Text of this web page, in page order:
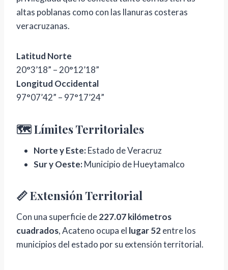
altas poblanas como con las llanuras costeras
veracruzanas.
Latitud Norte
20°3’18” – 20°12’18”
Longitud Occidental
97°07’42” – 97°17’24”
🗺️ Límites Territoriales
Norte y Este:Estado de Veracruz
Sur y Oeste:Municipio de Hueytamalco
📏 Extensión Territorial
Con una superficie de227.07 kilómetros
cuadrados, Acateno ocupa el lugar 52entre los
municipios del estado por su extensión territorial.